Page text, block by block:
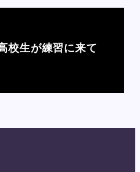
校生が練習に来て